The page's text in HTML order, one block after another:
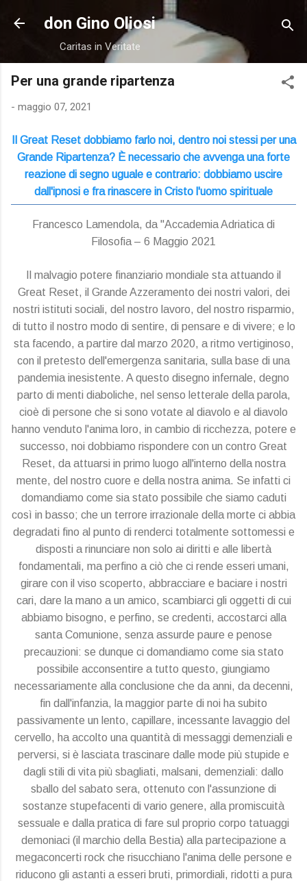
Passa ai contenuti principali
don Gino Oliosi
Caritas in Veritate
Per una grande ripartenza
- maggio 07, 2021
Il Great Reset dobbiamo farlo noi, dentro noi stessi per una
Grande Ripartenza? È necessario che avvenga una forte
reazione di segno uguale e contrario: dobbiamo uscire
dall'ipnosi e fra rinascere in Cristo l'uomo spirituale
Francesco Lamendola, da "Accademia Adriatica di
Filosofia – 6 Maggio 2021
Il malvagio potere finanziario mondiale sta attuando il
Great Reset, il Grande Azzeramento dei nostri valori, dei
nostri istituti sociali, del nostro lavoro, del nostro risparmio,
di tutto il nostro modo di sentire, di pensare e di vivere; e lo
sta facendo, a partire dal marzo 2020, a ritmo vertiginoso,
con il pretesto dell'emergenza sanitaria, sulla base di una
pandemia inesistente. A questo disegno infernale, degno
parto di menti diaboliche, nel senso letterale della parola,
cioè di persone che si sono votate al diavolo e al diavolo
hanno venduto l'anima loro, in cambio di ricchezza, potere e
successo, noi dobbiamo rispondere con un contro Great
Reset, da attuarsi in primo luogo all'interno della nostra
mente, del nostro cuore e della nostra anima. Se infatti ci
domandiamo come sia stato possibile che siamo caduti
così in basso; che un terrore irrazionale della morte ci abbia
degradati fino al punto di renderci totalmente sottomessi e
disposti a rinunciare non solo ai diritti e alle libertà
fondamentali, ma perfino a ciò che ci rende esseri umani,
girare con il viso scoperto, abbracciare e baciare i nostri
cari, dare la mano a un amico, scambiarci gli oggetti di cui
abbiamo bisogno, e perfino, se credenti, accostarci alla
santa Comunione, senza assurde paure e penose
precauzioni: se dunque ci domandiamo come sia stato
possibile acconsentire a tutto questo, giungiamo
necessariamente alla conclusione che da anni, da decenni,
fin dall'infanzia, la maggior parte di noi ha subito
passivamente un lento, capillare, incessante lavaggio del
cervello, ha accolto una quantità di messaggi demenziali e
perversi, si è lasciata trascinare dalle mode più stupide e
dagli stili di vita più sbagliati, malsani, demenziali: dallo
sballo del sabato sera, ottenuto con l'assunzione di
sostanze stupefacenti di vario genere, alla promiscuità
sessuale e dalla pratica di fare sul proprio corpo tatuaggi
demoniaci (il marchio della Bestia) alla partecipazione a
megaconcerti rock che risucchiano l'anima delle persone e
riducono gli astanti a esseri bruti, primordiali, ridotti a pura